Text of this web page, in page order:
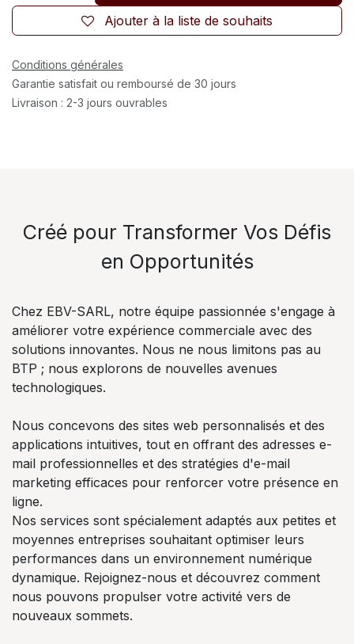
Ajouter à la liste de souhaits
Conditions générales
Garantie satisfait ou remboursé de 30 jours
Livraison : 2-3 jours ouvrables
Créé pour Transformer Vos Défis
en Opportunités
Chez EBV-SARL, notre équipe passionnée s'engage à
améliorer votre expérience commerciale avec des
solutions innovantes. Nous ne nous limitons pas au
BTP ; nous explorons de nouvelles avenues
technologiques.
Nous concevons des sites web personnalisés et des
applications intuitives, tout en offrant des adresses e-
mail professionnelles et des stratégies d'e-mail
marketing efficaces pour renforcer votre présence en
ligne.
Nos services sont spécialement adaptés aux petites et
moyennes entreprises souhaitant optimiser leurs
performances dans un environnement numérique
dynamique. Rejoignez-nous et découvrez comment
nous pouvons propulser votre activité vers de
nouveaux sommets.